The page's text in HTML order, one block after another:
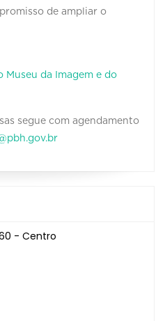
de ampliar o
Museu da Imagem e do
segue com agendamento
- Centro